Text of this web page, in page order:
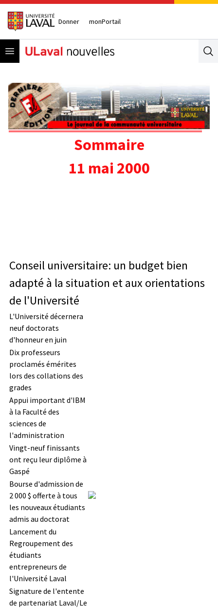
Donner monPortail
Open menu
Sommaire
11 mai 2000
Conseil universitaire: un budget bien
adapté à la situation et aux orientations
de l'Université
L'Université décernera
neuf doctorats
d'honneur en juin
Dix professeurs
proclamés émérites
lors des collations des
grades
Appui important d'IBM
à la Faculté des
sciences de
l'administration
Vingt-neuf finissants
ont reçu leur diplôme à
Gaspé
Bourse d'admission de
2 000 $ offerte à tous
les nouveaux étudiants
admis au doctorat
Lancement du
Regroupement des
étudiants
entrepreneurs de
l'Université Laval
Signature de l'entente
de partenariat Laval/Le